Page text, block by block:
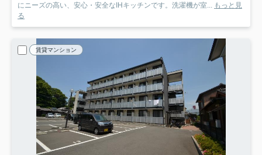
にニーズの高い、安心・安全なIHキッチンです。洗濯機が室... もっと見
る
賃貸マンション